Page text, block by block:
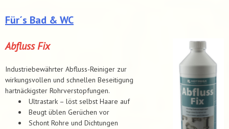
Für´s Bad & WC
Abfluss Fix
Industriebewährter Abfluss-Reiniger zur
wirkungsvollen und schnellen Beseitigung
hartnäckigster Rohrverstopfungen.
Ultrastark – löst selbst Haare auf
Beugt üblen Gerüchen vor
Schont Rohre und Dichtungen